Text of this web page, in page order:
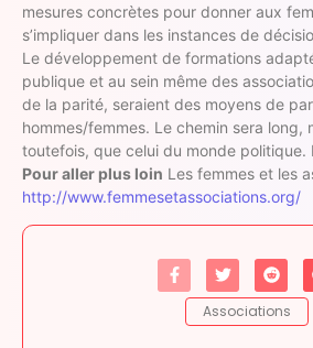
mesures concrètes pour donner aux
s’impliquer dans les instances de
Le développement de formations
publique et au sein même des
de la parité, seraient des moyens de
hommes/femmes. Le chemin sera long,
toutefois, que celui du monde politique.
Pour aller plus loin Les femmes et les
http://www.femmesetassociations.org/
Associations